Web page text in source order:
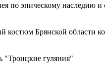
по эпическому наследию и
костюм Брянской области
"Троицкие гуляния"